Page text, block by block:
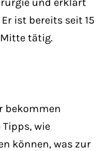
nascetur
ultricies
ist bereits seit 15
tätig.
bekommen
wie
können, was zur